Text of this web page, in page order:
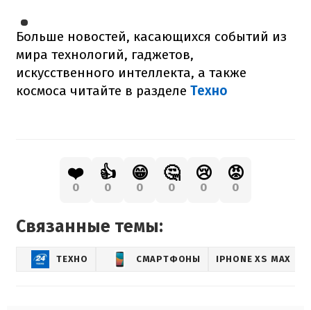
Больше новостей, касающихся событий из
мира технологий, гаджетов,
искусственного интеллекта, а также
космоса читайте в разделе Техно
❤️
0
👍
0
😁
0
🤔
0
😢
0
😡
0
Связанные темы:
ТЕХНО СМАРТФОНЫ IPHONE XS MAX